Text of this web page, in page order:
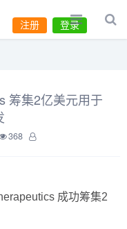
登录
注册
筹集2亿美元用于
368
成功筹集2